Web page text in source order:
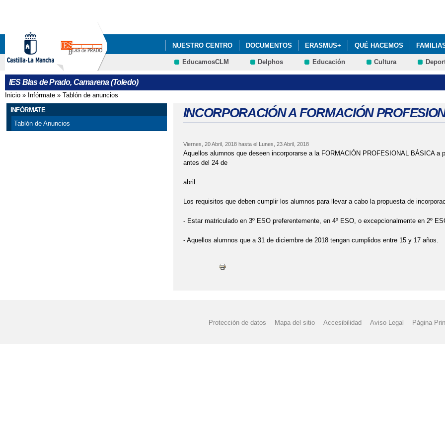
NUESTRO CENTRO DOCUMENTOS ERASMUS+ QUÉ HACEMOS
EducamosCLM Delphos Educación Cultura
IES Blas de Prado, Camarena (Toledo)
Se encuentra usted aquí
Inicio » Infórmate » Tablón de anuncios
INFÓRMATE
Tablón de Anuncios
INCORPORACIÓN A FORMACIÓN
Viernes, 20 Abril, 2018hasta el Lunes, 23 Abril, 2018
Aquellos alumnos que deseen incorporarse a la FORMACIÓN PROFESIONAL BÁSICA
antes del 24 de
abril.
Los requisitos que deben cumplir los alumnos para llevar a cabo la propuesta de
- Estar matriculado en 3º ESO preferentemente, en 4º ESO, o excepcionalmente en 2º
- Aquellos alumnos que a 31 de diciembre de 2018 tengan cumplidos entre 15 y 17 años.
Protección de datos Mapa del sitio Accesibilidad Aviso Legal Página